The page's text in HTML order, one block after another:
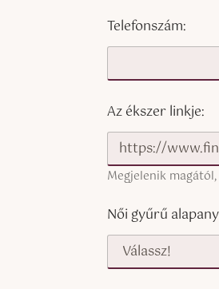
Telefonszám:
Az ékszer linkje:
Megjelenik
Női gyűrű